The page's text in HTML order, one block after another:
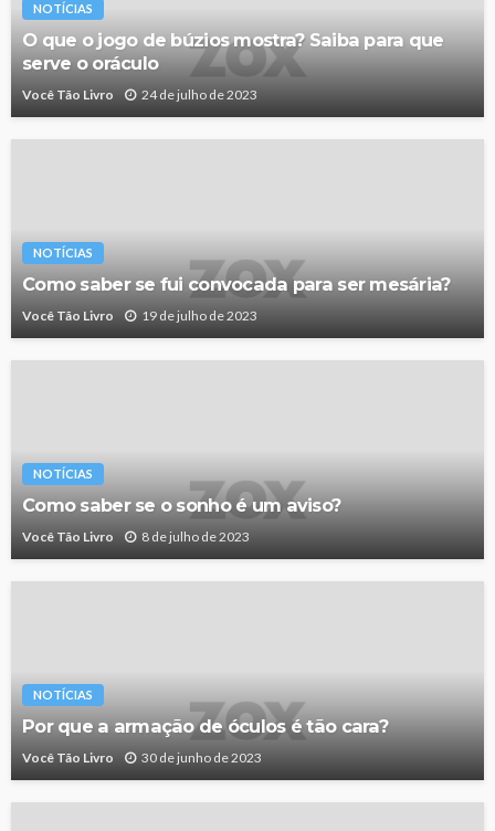
NOTÍCIAS
O que o jogo de búzios mostra? Saiba para que
serve o oráculo
Você Tão Livro 24 de julho de 2023
NOTÍCIAS
Como saber se fui convocada para ser mesária?
Você Tão Livro 19 de julho de 2023
NOTÍCIAS
Como saber se o sonho é um aviso?
Você Tão Livro 8 de julho de 2023
NOTÍCIAS
Por que a armação de óculos é tão cara?
Você Tão Livro 30 de junho de 2023